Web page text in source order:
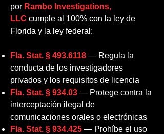
por Rambo Investigations,
LLC cumple al 100% con la ley de
Florida y la ley federal:
Fla. Stat. § 493.6118 — Regula la
conducta de los investigadores
privados y los requisitos de licencia
Fla. Stat. § 934.03 — Protege contra la
interceptación ilegal de
comunicaciones orales o electrónicas
Fla. Stat. § 934.425 — Prohíbe el uso